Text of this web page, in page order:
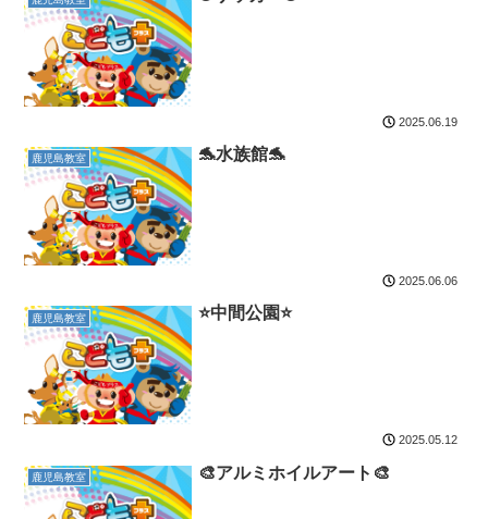
2025.06.19
鹿児島教室 🐬水族館🐬
2025.06.06
鹿児島教室 ⭐️中間公園⭐️
2025.05.12
鹿児島教室 🎨アルミホイルアート🎨